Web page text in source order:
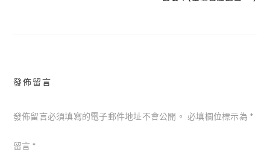
發佈留言
發佈留言必須填寫的電子郵件地址不會公開。 必填欄位標示為*
留言 *